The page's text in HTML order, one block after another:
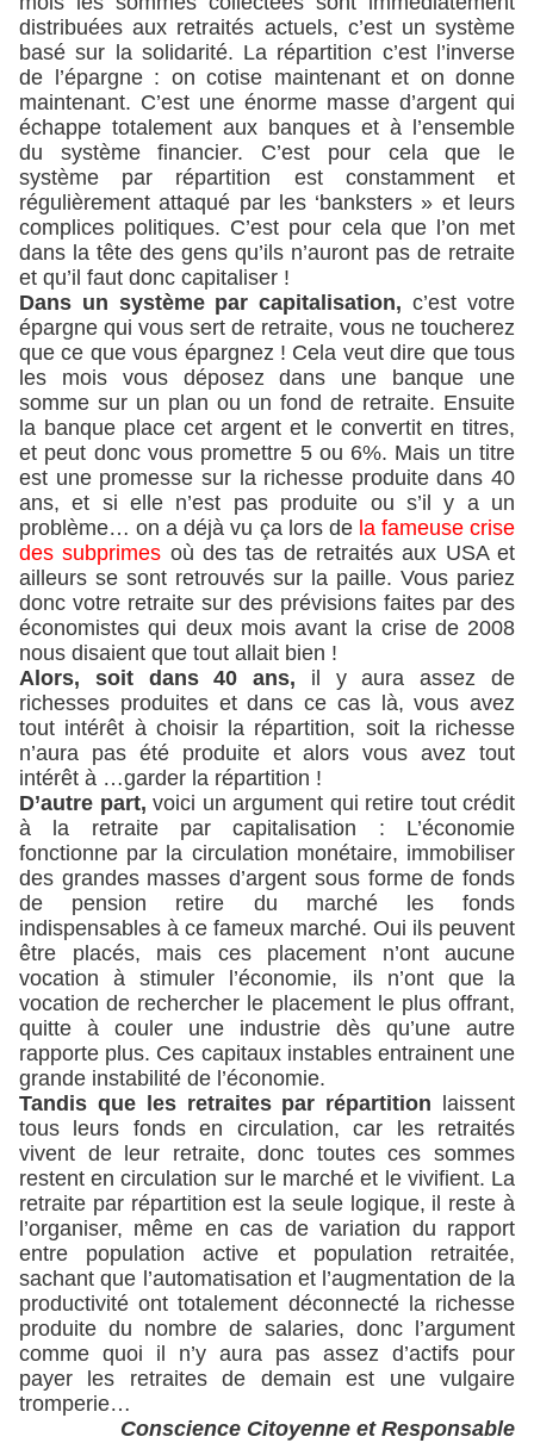
distribuées aux retraités actuels, c’est un système
basé sur la solidarité. La répartition c’est l’inverse
de l’épargne : on cotise maintenant et on donne
maintenant. C’est une énorme masse d’argent qui
échappe totalement aux banques et à l’ensemble
du système financier. C’est pour cela que le
système par répartition est constamment et
régulièrement attaqué par les ‘banksters » et leurs
complices politiques. C’est pour cela que l’on met
dans la tête des gens qu’ils n’auront pas de retraite
et qu’il faut donc capitaliser !
Dans un système par capitalisation, c’est votre
épargne qui vous sert de retraite, vous ne toucherez
que ce que vous épargnez ! Cela veut dire que tous
les mois vous déposez dans une banque une
somme sur un plan ou un fond de retraite. Ensuite
la banque place cet argent et le convertit en titres,
et peut donc vous promettre 5 ou 6%. Mais un titre
est une promesse sur la richesse produite dans 40
ans, et si elle n’est pas produite ou s’il y a un
problème… on a déjà vu ça lors de la fameuse crise
des subprimes où des tas de retraités aux USA et
ailleurs se sont retrouvés sur la paille. Vous pariez
donc votre retraite sur des prévisions faites par des
économistes qui deux mois avant la crise de 2008
nous disaient que tout allait bien !
Alors, soit dans 40 ans, il y aura assez de
richesses produites et dans ce cas là, vous avez
tout intérêt à choisir la répartition, soit la richesse
n’aura pas été produite et alors vous avez tout
intérêt à …garder la répartition !
D’autre part, voici un argument qui retire tout crédit
à la retraite par capitalisation : L’économie
fonctionne par la circulation monétaire, immobiliser
des grandes masses d’argent sous forme de fonds
de pension retire du marché les fonds
indispensables à ce fameux marché. Oui ils peuvent
être placés, mais ces placement n’ont aucune
vocation à stimuler l’économie, ils n’ont que la
vocation de rechercher le placement le plus offrant,
quitte à couler une industrie dès qu’une autre
rapporte plus. Ces capitaux instables entrainent une
grande instabilité de l’économie.
Tandis que les retraites par répartition laissent
tous leurs fonds en circulation, car les retraités
vivent de leur retraite, donc toutes ces sommes
restent en circulation sur le marché et le vivifient. La
retraite par répartition est la seule logique, il reste à
l’organiser, même en cas de variation du rapport
entre population active et population retraitée,
sachant que l’automatisation et l’augmentation de la
productivité ont totalement déconnecté la richesse
produite du nombre de salaries, donc l’argument
comme quoi il n’y aura pas assez d’actifs pour
payer les retraites de demain est une vulgaire
tromperie…
Conscience Citoyenne et Responsable